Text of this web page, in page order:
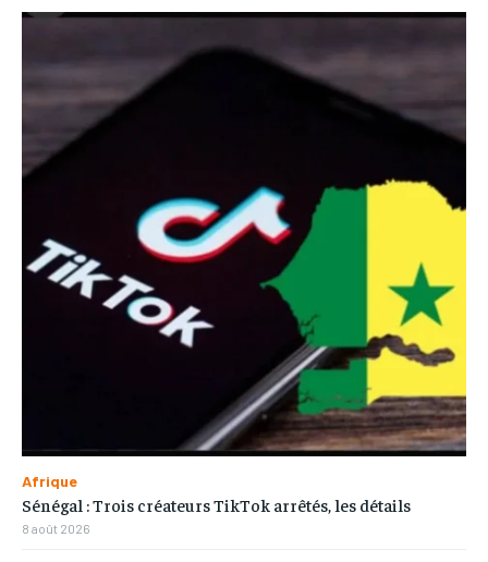
Afrique
Sénégal : Trois créateurs TikTok arrêtés, les détails
8 août 2026